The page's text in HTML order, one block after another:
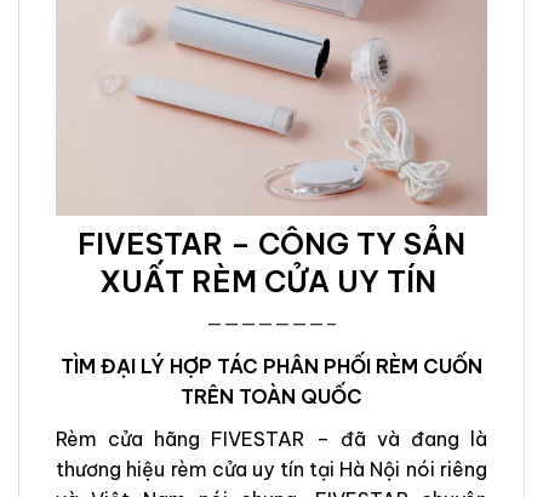
FIVESTAR – CÔNG TY SẢN
XUẤT RÈM CỬA UY TÍN
———————–
TÌM ĐẠI LÝ HỢP TÁC PHÂN PHỐI RÈM CUỐN
TRÊN TOÀN QUỐC
Rèm cửa hãng FIVESTAR – đã và đang là
thương hiệu rèm cửa uy tín tại Hà Nội nói riêng